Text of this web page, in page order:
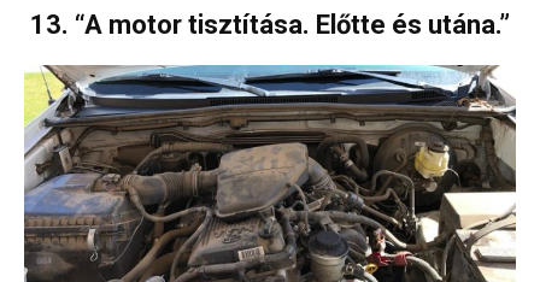
13. “A motor tisztítása. Előtte és utána.”